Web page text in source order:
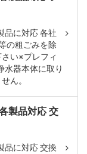
品に対応 各社
の粗ごみを除
い※プレフィ
水器本体に取り
ん。
製品対応 交
品に対応 交換